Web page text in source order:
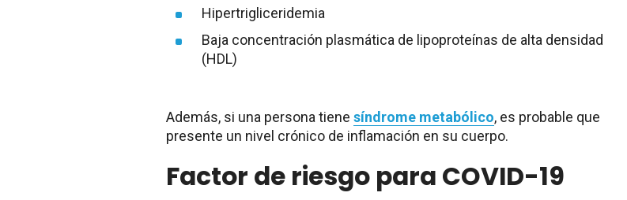
Hipertrigliceridemia
Baja concentración plasmática de lipoproteínas de alta densidad
(HDL)
Además, si una persona tiene síndrome metabólico, es probable que
presente un nivel crónico de inflamación en su cuerpo.
Factor de riesgo para COVID-19